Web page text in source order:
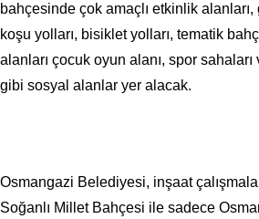
bahçesinde çok amaçlı etkinlik
koşu yolları, bisiklet yolları, tematik
alanları çocuk oyun alanı, spor
gibi sosyal alanlar yer alacak.
Osmangazi Belediyesi, inşaat
Soğanlı Millet Bahçesi ile sadece